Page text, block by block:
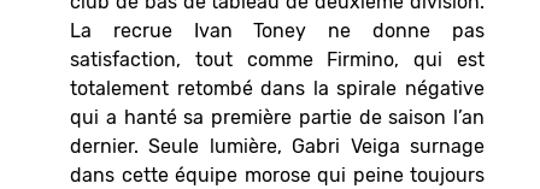
La recrue Ivan Toney ne donne pas
satisfaction, tout comme Firmino, qui est
totalement retombé dans la spirale négative
qui a hanté sa première partie de saison l’an
dernier. Seule lumière, Gabri Veiga surnage
dans cette équipe morose qui peine toujours